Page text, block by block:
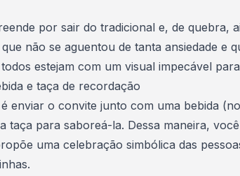
por sair do tradicional e, de quebra,
não se aguentou de tanta ansiedade e
estejam com um visual impecável
e taça de recordação
enviar o convite junto com uma bebida
taça para saboreá-la. Dessa maneira,
uma celebração simbólica das